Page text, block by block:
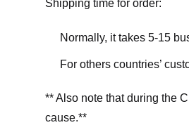
Shipping time for order:
Normally, it takes 5-15
For others countries’
** Also note that during the
cause.**